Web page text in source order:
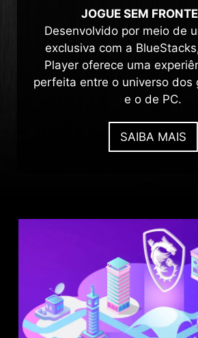
JOGUE SEM
Desenvolvido por meio de
exclusiva com a
Player oferece uma
perfeita entre o universo dos
e o de PC.
SAIBA MAIS